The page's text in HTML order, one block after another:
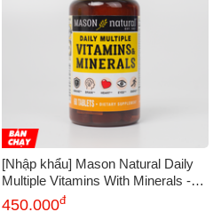
[Nhập khẩu] Mason Natural Daily
Multiple Vitamins With Minerals -
Bổ sung vitamin cho cơ thể (60v)
450.000đ
GỬI BÁO LỖI